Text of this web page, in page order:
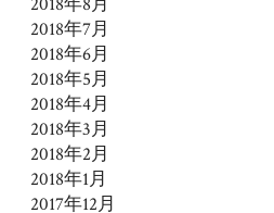
2018年7月
2018年6月
2018年5月
2018年4月
2018年3月
2018年2月
2018年1月
2017年12月